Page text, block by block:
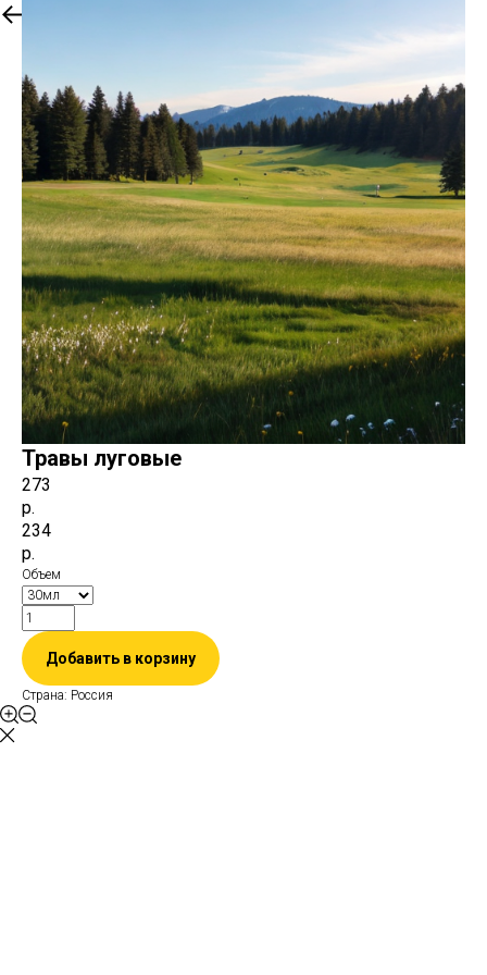
Обратно к отдушкам
Травы луговые
273
р.
234
р.
Объем
Добавить в корзину
Страна: Россия